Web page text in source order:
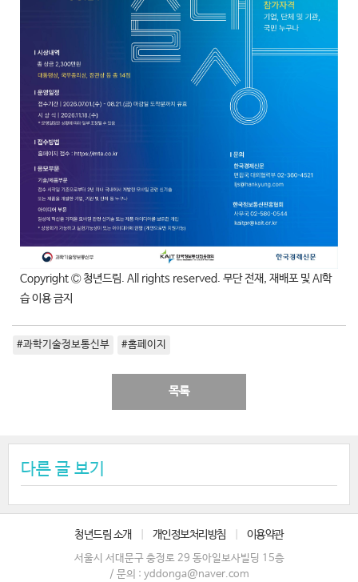
Copyright Ⓒ 청년드림. All rights reserved. 무단 전재, 재배포 및 AI학
습 이용 금지
#과학기술정보통신부 #홈페이지
목록
다른 글 보기
청년드림 소개 개인정보처리방침 이용약관
서울시 서대문구 충정로 29 동아일보사빌딩 15층
/ 문의 : yddonga@naver.com